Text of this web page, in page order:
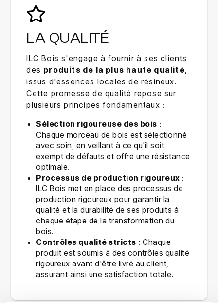
LA QUALITÉ
ILC Bois s'engage à fournir à ses clients
des produits de la plus haute qualité,
issus d'essences locales de résineux.
Cette promesse de qualité repose sur
plusieurs principes fondamentaux :
Sélection rigoureuse des bois :
Chaque morceau de bois est sélectionné
avec soin, en veillant à ce qu'il soit
exempt de défauts et offre une résistance
optimale.
Processus de production rigoureux :
ILC Bois met en place des processus de
production rigoureux pour garantir la
qualité et la durabilité de ses produits à
chaque étape de la transformation du
bois.
Contrôles qualité stricts : Chaque
produit est soumis à des contrôles qualité
rigoureux avant d'être livré au client,
assurant ainsi une satisfaction totale.